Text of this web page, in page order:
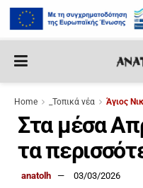
Home _Τοπικά νέα Άγιος
Στα μέσα
τα
anatolh 03/03/2026